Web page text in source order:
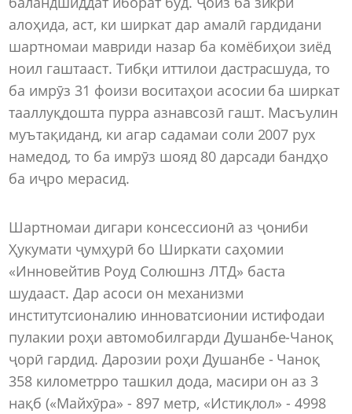
алоҳида, аст, ки ширкат дар амалӣ гардидани
шартномаи мавриди назар ба комёбиҳои зиёд
ноил гаштааст. Тибқи иттилои дастрасшуда, то
ба имрӯз 31 фоизи воситаҳои асосии ба ширкат
тааллуқдошта пурра азнавсозӣ гашт. Масъулин
муътақиданд, ки агар садамаи соли 2007 рух
намедод, то ба имрӯз шояд 80 дарсади бандҳо
ба иҷро мерасид.
Шартномаи дигари консессионӣ аз ҷониби
Ҳукумати ҷумҳурӣ бо Ширкати саҳомии
«Инновейтив Роуд Солюшнз ЛТД» баста
шудааст. Дар асоси он механизми
институтсионалию инноватсионии истифодаи
пулакии роҳи автомобилгарди Душанбе-Чаноқ
ҷорӣ гардид. Дарозии роҳи Душанбе - Чаноқ
358 километр­ро ташкил дода, масири он аз 3
нақб («Майхӯра» - 897 метр, «Истиқлол» - 4998